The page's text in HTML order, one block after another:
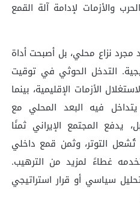
والأزمات لإدامة آلة القمع
مجرد نزاع محلي، بل أصبحت أداة
التدخل الحوثي في توقيت
الأزمات الإقليمية، بينما
فيه البعد المحلي مع
يدفع المجتمع الإيراني ثمنًا
التوتر، وثمن قمع داخلي
غطاءً لمزيد من الترهيب.
سياسي أو قرار استراتيجي